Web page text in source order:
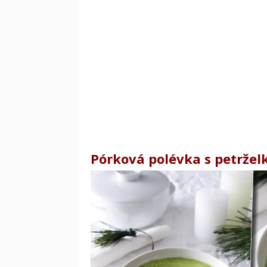
Pórková polévka s